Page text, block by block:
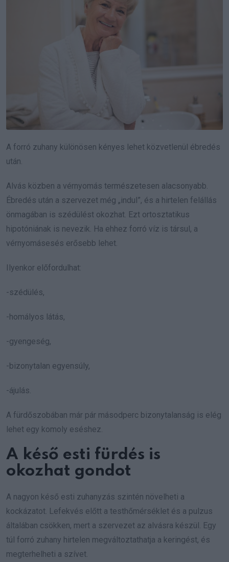
A forró zuhany különösen kényes lehet közvetlenül ébredés
után.
Alvás közben a vérnyomás természetesen alacsonyabb.
Ébredés után a szervezet még „indul”, és a hirtelen felállás
önmagában is szédülést okozhat. Ezt ortosztatikus
hipotóniának is nevezik. Ha ehhez forró víz is társul, a
vérnyomásesés erősebb lehet.
Ilyenkor előfordulhat:
-szédülés,
-homályos látás,
-gyengeség,
-bizonytalan egyensúly,
-ájulás.
A fürdőszobában már pár másodperc bizonytalanság is elég
lehet egy komoly eséshez.
A késő esti fürdés is
okozhat gondot
A nagyon késő esti zuhanyzás szintén növelheti a
kockázatot. Lefekvés előtt a testhőmérséklet és a pulzus
általában csökken, mert a szervezet az alvásra készül. Egy
túl forró zuhany hirtelen megváltoztathatja a keringést, és
megterhelheti a szívet.